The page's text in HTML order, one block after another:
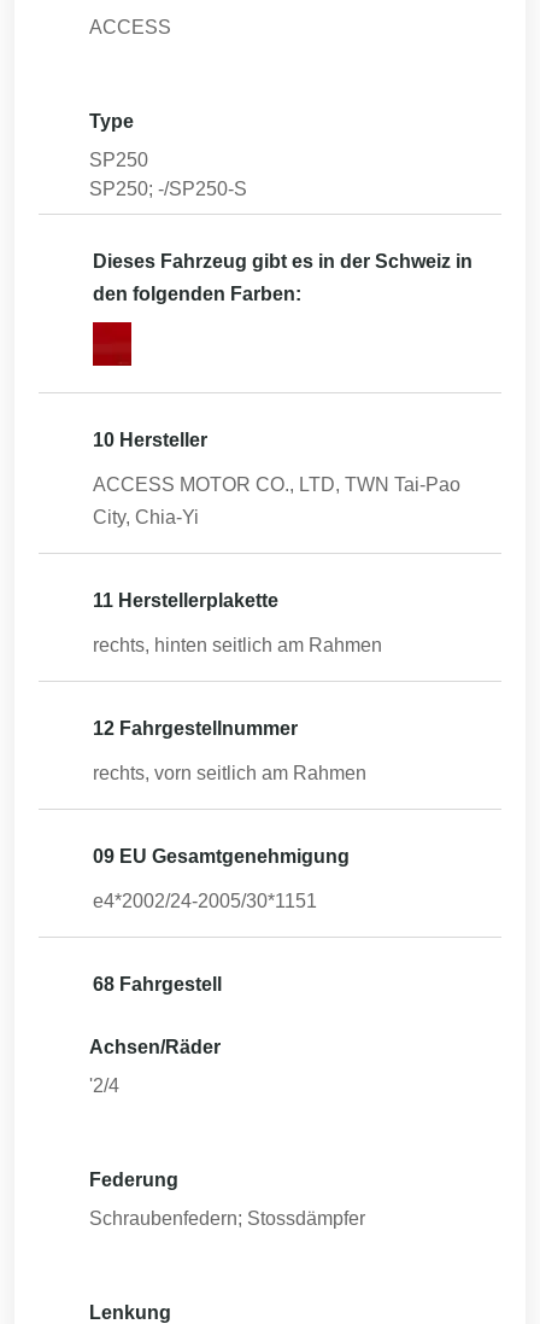
ACCESS
Type
SP250
SP250; -/SP250-S
Dieses Fahrzeug gibt es in der Schweiz in
den folgenden Farben:
10 Hersteller
ACCESS MOTOR CO., LTD, TWN Tai-Pao
City, Chia-Yi
11 Herstellerplakette
rechts, hinten seitlich am Rahmen
12 Fahrgestellnummer
rechts, vorn seitlich am Rahmen
09 EU Gesamtgenehmigung
e4*2002/24-2005/30*1151
68 Fahrgestell
Achsen/Räder
'2/4
Federung
Schraubenfedern; Stossdämpfer
Lenkung